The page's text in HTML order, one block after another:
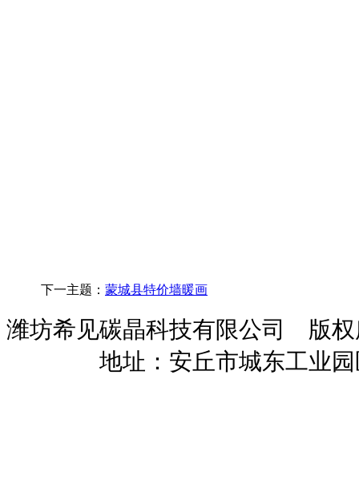
下一主题： 蒙城县特价墙暖画
潍坊希见碳晶科技有限公司
地址：安丘市城东工业